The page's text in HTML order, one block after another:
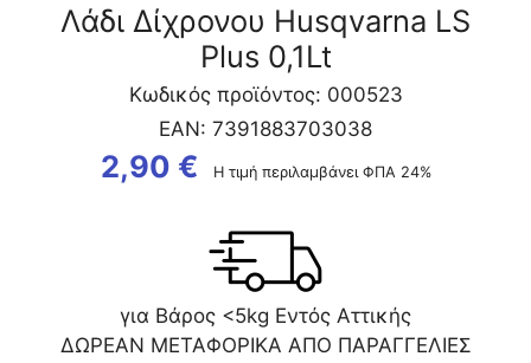
Λάδι Δίχρονου Husqvarna LS
Plus 0,1Lt
Κωδικός προϊόντος: 000523
EAN: 7391883703038
2,90 € Η τιμή περιλαμβάνει ΦΠΑ 24%
για Βάρος <5kg Εντός Αττικής
ΔΩΡΕΑΝ ΜΕΤΑΦΟΡΙΚΑ ΑΠΟ ΠΑΡΑΓΓΕΛΙΕΣ